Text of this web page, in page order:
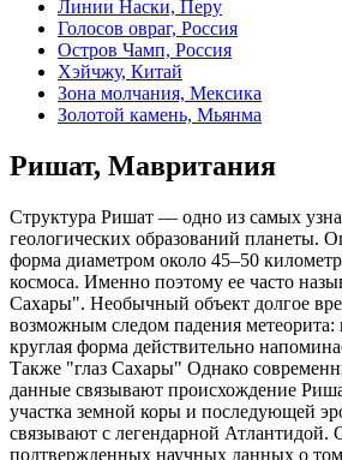
Линии Наски, Перу
Голосов овраг, Россия
Остров Чамп, Россия
Хэйчжу, Китай
Зона молчания, Мексика
Золотой камень, Мьянма
Ришат, Мавритания
Структура Ришат — одно из самых
геологических образований планеты.
форма диаметром около 45–50
космоса. Именно поэтому ее часто
Сахары". Необычный объект долгое
возможным следом падения метеорита:
круглая форма действительно
Также "глаз Сахары" Однако
данные связывают происхождение
участка земной коры и последующей
связывают с легендарной Атлантидой.
подтвержденных научных данных о